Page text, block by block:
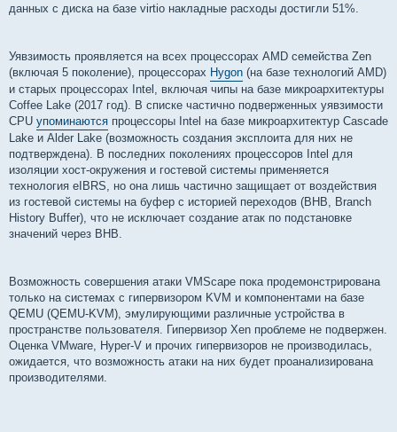
данных с диска на базе virtio накладные расходы достигли 51%.
Уявзимость проявляется на всех процессорах AMD семейства Zen
(включая 5 поколение), процессорах Hygon (на базе технологий AMD)
и старых процессорах Intel, включая чипы на базе микроархитектуры
Coffee Lake (2017 год). В списке частично подверженных уявзимости
CPU упоминаются процессоры Intel на базе микроархитектур Cascade
Lake и Alder Lake (возможность создания эксплоита для них не
подтверждена). В последних поколениях процессоров Intel для
изоляции хост-окружения и гостевой системы применяется
технология eIBRS, но она лишь частично защищает от воздействия
из гостевой системы на буфер с историей переходов (BHB, Branch
History Buffer), что не исключает создание атак по подстановке
значений через BHB.
Возможность совершения атаки VMScape пока продемонстрирована
только на системах с гипервизором KVM и компонентами на базе
QEMU (QEMU-KVM), эмулирующими различные устройства в
пространстве пользователя. Гипервизор Xen проблеме не подвержен.
Оценка VMware, Hyper-V и прочих гипервизоров не производилась,
ожидается, что возможность атаки на них будет проанализирована
производителями.